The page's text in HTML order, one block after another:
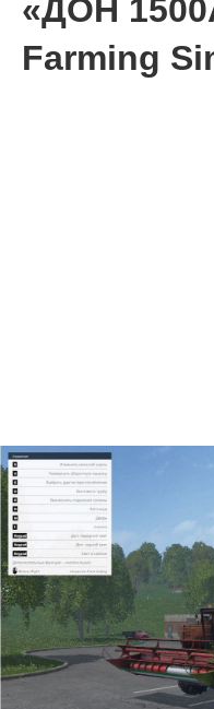
«ДОН
Farming